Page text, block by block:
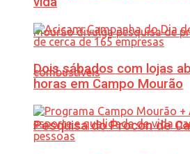
Pesquisa do Procon de
Dois sábados com lojas
horas em Campo Mourão